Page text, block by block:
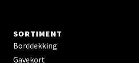
SORTIMENT
Borddekking
Gavekort